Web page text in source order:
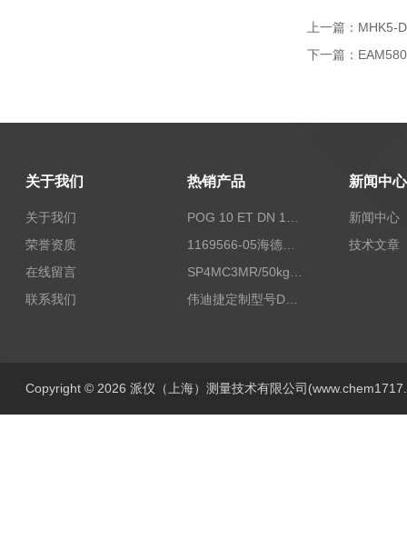
上一篇： MHK5-
下一篇：
关于我们
关于我们
荣誉资质
在线留言
联系我们
热销产品
1169566-05海德汉西门子编码器现货
伟迪捷定制型号DHM506-5000-002
新闻中心
新闻中心
技术文章
Copyright © 2026 派仪（上海）测量技术有限公司